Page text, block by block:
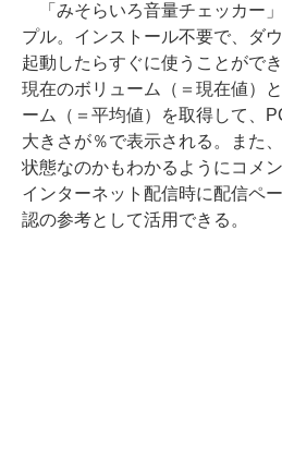
「みそらいろ音量チェッカー
プル。インストール不要で、ダ
起動したらすぐに使うことがで
現在のボリューム（＝現在値）
ーム（＝平均値）を取得して、
大きさが％で表示される。また
状態なのかもわかるようにコメ
インターネット配信時に配信ペ
認の参考として活用できる。